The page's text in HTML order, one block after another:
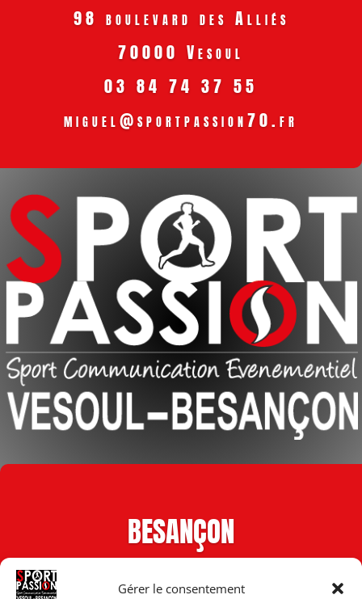
Gérer le consentement
98 boulevard des Alliés
70000 Vesoul
03 84 74 37 55
miguel@sportpassion70.fr
BESANÇON